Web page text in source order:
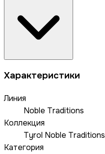
Характеристики
Линия
Noble Traditions
Коллекция
Tyrol Noble Traditions
Категория